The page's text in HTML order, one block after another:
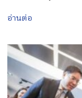
อ่านต่อ